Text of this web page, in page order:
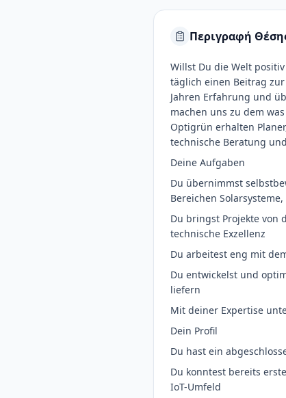
Περιγραφή
Willst Du die Welt
täglich einen Beitrag
Jahren Erfahrung und
machen uns zu dem
Optigrün erhalten
technische Beratung
Deine Aufgaben
Du übernimmst
Bereichen
Du bringst Projekte von
technische Exzellenz
Du arbeitest eng mit
Du entwickelst und
liefern
Mit deiner Expertise
Dein Profil
Du hast ein
Du konntest bereits
IoT-Umfeld